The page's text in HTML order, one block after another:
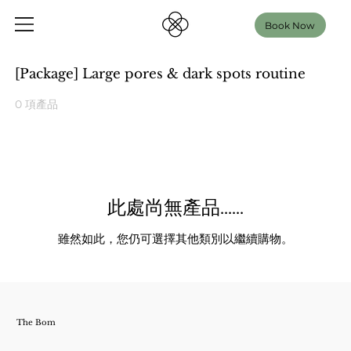
Book Now
[Package] Large pores & dark spots routine
0 項產品
此處尚無產品......
雖然如此，您仍可選擇其他類別以繼續購物。
The Bom